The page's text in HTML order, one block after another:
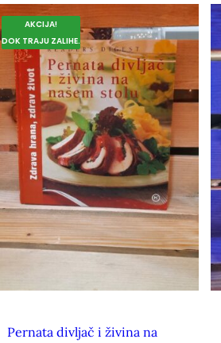
AKCIJA!
DOK TRAJU ZALIHE.
Pernata divljač i živina na